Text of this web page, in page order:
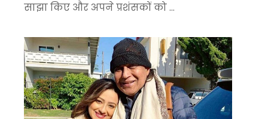
साझा किए और अपने प्रशंसकों को ...